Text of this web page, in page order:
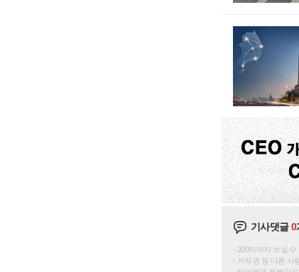
기사댓글0
200자까지 쓰실 수
저작권 등 다른 사